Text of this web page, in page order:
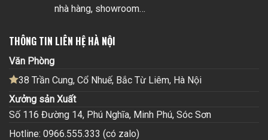
nhà hàng, showroom…
THÔNG TIN LIÊN HỆ HÀ NỘI
Văn Phòng
38 Trần Cung, Cổ Nhuế, Bắc Từ Liêm, Hà Nội
Xưởng sản Xuất
Số 116 Đường 14, Phú Nghĩa, Minh Phú, Sóc Sơn
Hotline: 0966.555.333 (có zalo)